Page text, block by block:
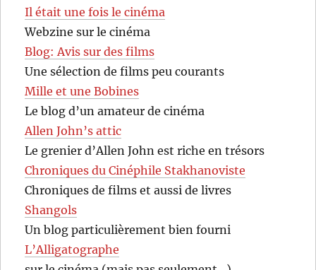
Il était une fois le cinéma
Webzine sur le cinéma
Blog: Avis sur des films
Une sélection de films peu courants
Mille et une Bobines
Le blog d’un amateur de cinéma
Allen John’s attic
Le grenier d’Allen John est riche en trésors
Chroniques du Cinéphile Stakhanoviste
Chroniques de films et aussi de livres
Shangols
Un blog particulièrement bien fourni
L’Alligatographe